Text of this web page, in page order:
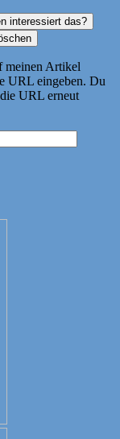
meinen Artikel
URL eingeben. Du
URL erneut